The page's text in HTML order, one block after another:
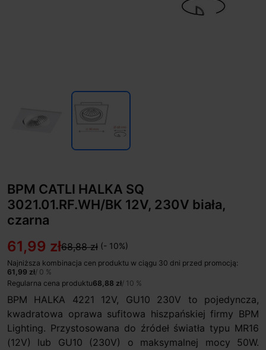
BPM CATLI HALKA SQ
3021.01.RF.WH/BK 12V, 230V biała,
czarna
61,99 zł68,88 zł (- 10%)
Najniższa kombinacja cen produktu w ciągu 30 dni przed promocją:
61,99 zł/ 0 %
Regularna cena produktu68,88 zł/ 10 %
BPM HALKA 4221 12V, GU10 230V to pojedyncza,
kwadratowa oprawa sufitowa hiszpańskiej firmy BPM
Lighting. Przystosowana do źródeł światła typu MR16
(12V) lub GU10 (230V) o maksymalnej mocy 50W.